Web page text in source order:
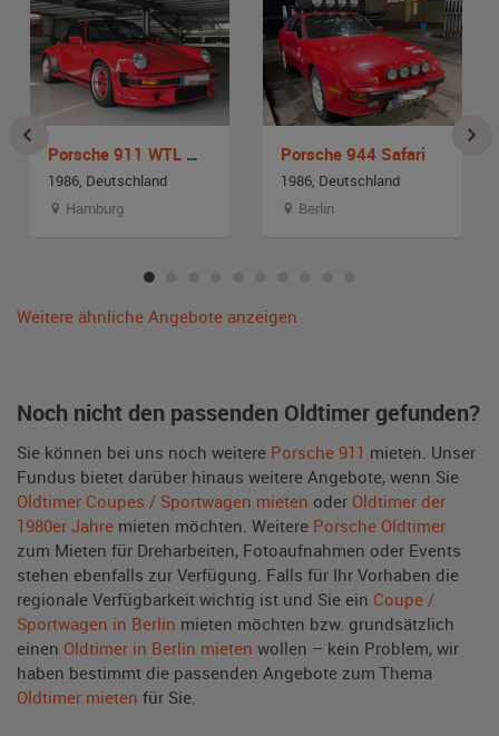
Porsche 911 WTL Werksturbolook Targa (G-Modell)
1986, Deutschland
Hamburg
Porsche 944 Safari
1986, Deutschland
Berlin
Weitere ähnliche Angebote anzeigen
Noch nicht den passenden Oldtimer gefunden?
Sie können bei uns noch weitere Porsche 911 mieten. Unser
Fundus bietet darüber hinaus weitere Angebote, wenn Sie
Oldtimer Coupes / Sportwagen mieten oder Oldtimer der
1980er Jahre mieten möchten. Weitere Porsche Oldtimer
zum Mieten für Dreharbeiten, Fotoaufnahmen oder Events
stehen ebenfalls zur Verfügung. Falls für Ihr Vorhaben die
regionale Verfügbarkeit wichtig ist und Sie ein Coupe /
Sportwagen in Berlin mieten möchten bzw. grundsätzlich
einen Oldtimer in Berlin mieten wollen – kein Problem, wir
haben bestimmt die passenden Angebote zum Thema
Oldtimer mieten für Sie.